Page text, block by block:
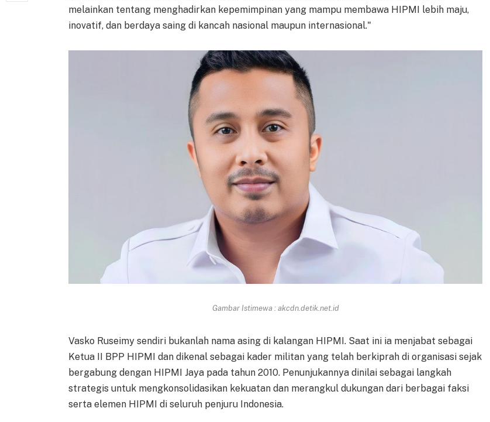
melainkan tentang menghadirkan kepemimpinan yang mampu membawa HIPMI lebih maju,
inovatif, dan berdaya saing di kancah nasional maupun internasional."
Gambar Istimewa : akcdn.detik.net.id
Vasko Ruseimy sendiri bukanlah nama asing di kalangan HIPMI. Saat ini ia menjabat sebagai
Ketua II BPP HIPMI dan dikenal sebagai kader militan yang telah berkiprah di organisasi sejak
bergabung dengan HIPMI Jaya pada tahun 2010. Penunjukannya dinilai sebagai langkah
strategis untuk mengkonsolidasikan kekuatan dan merangkul dukungan dari berbagai faksi
serta elemen HIPMI di seluruh penjuru Indonesia.